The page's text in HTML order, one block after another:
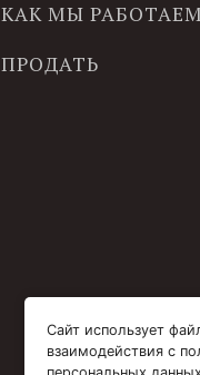
КАК МЫ РАБОТАЕМ
ПРОДАТЬ
Сайт использует
взаимодействия с